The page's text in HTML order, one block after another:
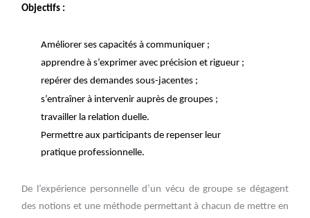
Objectifs :
Améliorer ses capacités à communiquer ;
apprendre à s’exprimer avec précision et rigueur ;
repérer des demandes sous-jacentes ;
s’entraîner à intervenir auprès de groupes ;
travailler la relation duelle.
Permettre aux participants de repenser leur
pratique professionnelle.
De l’expérience personnelle d’un vécu de groupe se dégagent
des notions et une méthode permettant à chacun de mettre en